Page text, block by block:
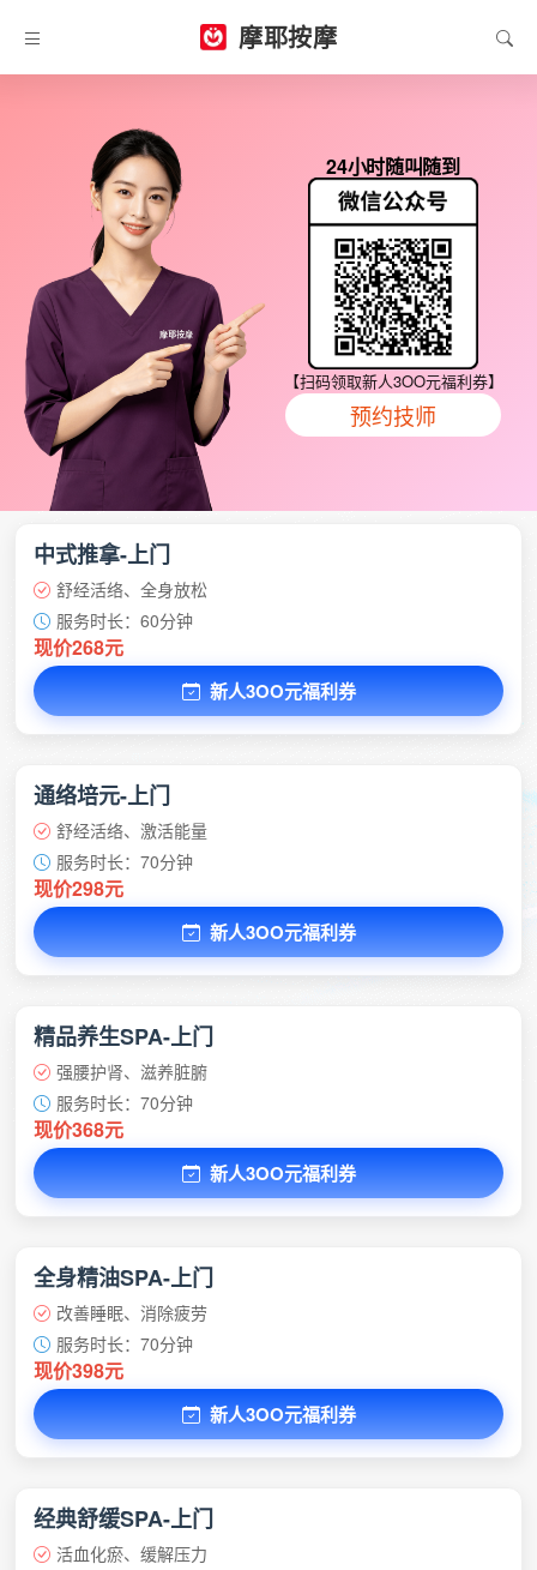
摩耶按摩
24小时随叫随到
【扫码领取新人3OO元福利券】
预约技师
中式推拿-上门
舒经活络、全身放松
服务时长：60分钟
现价268元
新人3OO元福利券
通络培元-上门
舒经活络、激活能量
服务时长：70分钟
现价298元
新人3OO元福利券
精品养生SPA-上门
强腰护肾、滋养脏腑
服务时长：70分钟
现价368元
新人3OO元福利券
全身精油SPA-上门
改善睡眠、消除疲劳
服务时长：70分钟
现价398元
新人3OO元福利券
经典舒缓SPA-上门
活血化瘀、缓解压力